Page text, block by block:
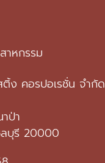
าหกรรม
ง คอรปอเรชั่น จำกัด
ป่า
ลบุรี 20000